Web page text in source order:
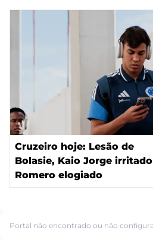
Cruzeiro hoje: Lesão de
Bolasie, Kaio Jorge
Romero elogiado
Portal não encontrado ou não